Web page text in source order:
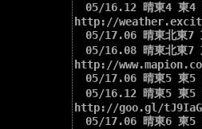
05/16.12 晴東4 東4
http://
05/17.06 晴東北東7
05/16.08 晴東北東7
http://
05/17.06 晴東5 東5
05/16.12 晴東5 東5
http://goo.gl/tJ9IaG
05/17.06 晴東6 東